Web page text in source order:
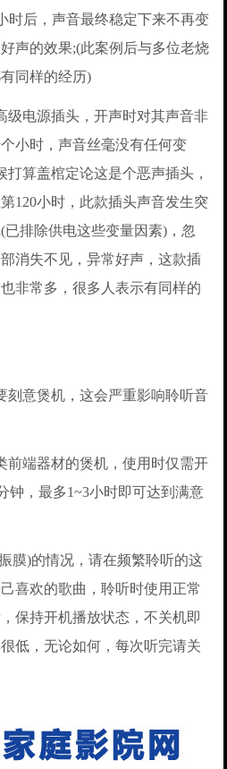
时后，声音最终稳定下来不再变
声的效果;(此案例后与多位老烧
同样的经历)
电源插头，开声时对其声音非
小时，声音丝毫没有任何变
打算盖棺定论这是个恶声插头，
120小时，此款插头声音发生突
排除供电这些变量因素)，忽
消失不见，异常好声，这款插
非常多，很多人表示有同样的
意煲机，这会严重影响聆听音
端器材的煲机，使用时仅需开
钟，最多1~3小时即可达到满意
)的情况，请在频繁聆听的这
喜欢的歌曲，聆听时使用正常
保持开机播放状态，不关机即
低，无论如何，每次听完请关